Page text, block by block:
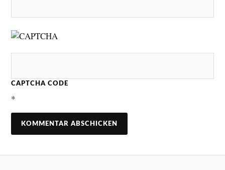
CAPTCHA CODE
*